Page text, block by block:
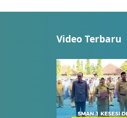
Video Terbaru